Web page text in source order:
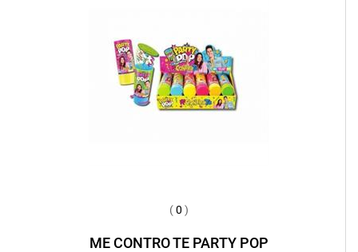
(0 )
ME CONTRO TE PARTY POP